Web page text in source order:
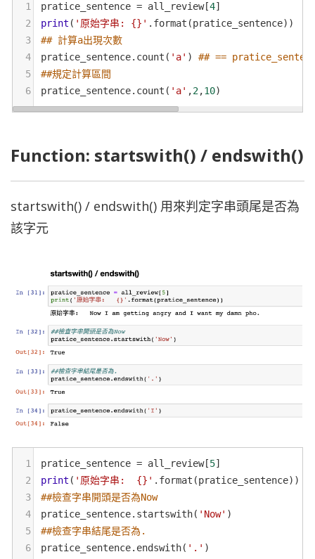
1 pratice_sentence = all_review[4]
2
print ( '原始字串: {}' . format (pratice_sentence))
3
## 計算a出現次數
4
pratice_sentence. count ( 'a' ) ## ==
5
##規定計算區間
6
pratice_sentence. count ( 'a' ,2,10)
Function: startswith() / endswith()
startswith() / endswith() 用來判定字串頭尾是否為
該字元
1 pratice_sentence = all_review[5]
2
print ( '原始字串:  {}' . format (pratice_sentence))
3
##檢查字串開頭是否為Now
4
pratice_sentence. startswith( 'Now' )
5
##檢查字串結尾是否為.
6
pratice_sentence. endswith( '.' )